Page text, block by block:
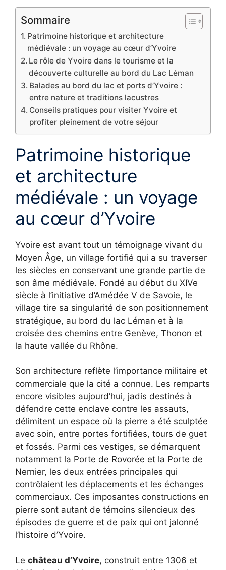
Sommaire
Patrimoine historique et architecture
médiévale : un voyage au cœur d’Yvoire
Le rôle de Yvoire dans le tourisme et la
découverte culturelle au bord du Lac Léman
Balades au bord du lac et ports d’Yvoire :
entre nature et traditions lacustres
Conseils pratiques pour visiter Yvoire et
profiter pleinement de votre séjour
Patrimoine historique
et architecture
médiévale : un voyage
au cœur d’Yvoire
Yvoire est avant tout un témoignage vivant du
Moyen Âge, un village fortifié qui a su traverser
les siècles en conservant une grande partie de
son âme médiévale. Fondé au début du XIVe
siècle à l’initiative d’Amédée V de Savoie, le
village tire sa singularité de son positionnement
stratégique, au bord du lac Léman et à la
croisée des chemins entre Genève, Thonon et
la haute vallée du Rhône.
Son architecture reflète l’importance militaire et
commerciale que la cité a connue. Les remparts
encore visibles aujourd’hui, jadis destinés à
défendre cette enclave contre les assauts,
délimitent un espace où la pierre a été sculptée
avec soin, entre portes fortifiées, tours de guet
et fossés. Parmi ces vestiges, se démarquent
notamment la Porte de Rovorée et la Porte de
Nernier, les deux entrées principales qui
contrôlaient les déplacements et les échanges
commerciaux. Ces imposantes constructions en
pierre sont autant de témoins silencieux des
épisodes de guerre et de paix qui ont jalonné
l’histoire d’Yvoire.
Le château d’Yvoire, construit entre 1306 et